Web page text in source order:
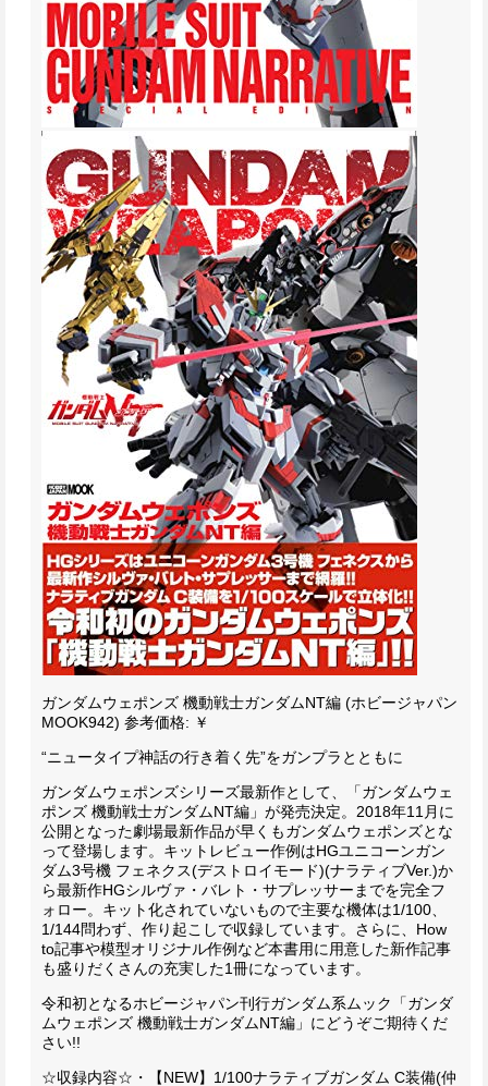
ガンダムウェポンズ 機動戦士ガンダムNT編 (ホビージャパン
MOOK942) 参考価格: ￥
“ニュータイプ神話の行き着く先”をガンプラとともに
ガンダムウェポンズシリーズ最新作として、「ガンダムウェ
ポンズ 機動戦士ガンダムNT編」が発売決定。 2018年11月に
公開となった劇場最新作品が早くもガンダムウェポンズとな
って登場します。 キットレビュー作例はHGユニコーンガン
ダム3号機 フェネクス(デストロイモード)(ナラティブVer.)か
ら最新作HGシルヴァ・バレト・サプレッサーまでを完全フ
ォロー。 キット化されていないもので主要な機体は1/100、
1/144問わず、作り起こしで収録しています。 さらに、How
to記事や模型オリジナル作例など本書用に用意した新作記事
も盛りだくさんの充実した1冊になっています。
令和初となるホビージャパン刊行ガンダム系ムック「ガンダ
ムウェポンズ 機動戦士ガンダムNT編」にどうぞご期待くだ
さい!!
☆収録内容☆ ・【NEW】1/100ナラティブガンダム C装備(仲